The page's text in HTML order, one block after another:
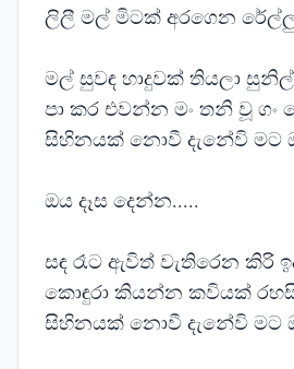
ලිලී මල් මිටක් අරගෙන
මල් සුවඳ හාදුවක් තියලා
පා කර එවන්න මං තනි වූ ගං
සිහිනයක් නොවී දැනේවි මට
ඔය දෑස දෙන්න.....
සඳ රෑට ඇවිත් වැතිරෙන කිරි
කොඳුරා කියන්න කවියක්
සිහිනයක් නොවී දැනේවි මට